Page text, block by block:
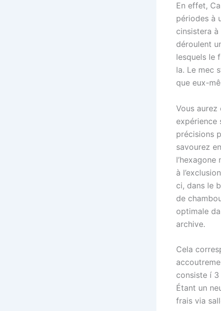
En effet,
périodes à
cinsistera à
déroulent
lesquels le
la. Le mec
que eux-
Vous
expérience
précisions
savourez
à
ci, dans le
de
optimale
archive.
Cela
consiste í 3
Étant un
frais via